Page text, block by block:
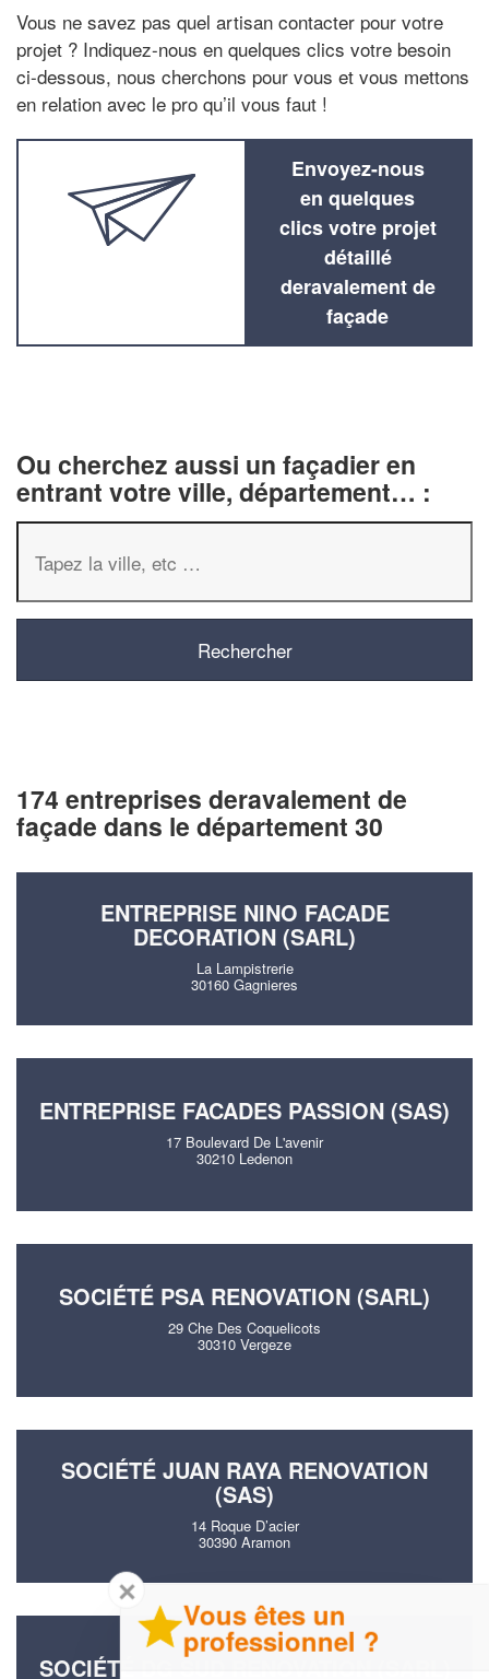
Vous ne savez pas quel artisan contacter pour votre
projet ? Indiquez-nous en quelques clics votre besoin
ci-dessous, nous cherchons pour vous et vous mettons
en relation avec le pro qu’il vous faut !
Envoyez-nous
en quelques
clics votre projet
détaillé
deravalement de
façade
Ou cherchez aussi un façadier en
entrant votre ville, département… :
174 entreprises deravalement de
façade dans le département 30
ENTREPRISE NINO FACADE
DECORATION (SARL)
La Lampistrerie
30160 Gagnieres
ENTREPRISE FACADES PASSION (SAS)
17 Boulevard De L'avenir
30210 Ledenon
SOCIÉTÉ PSA RENOVATION (SARL)
29 Che Des Coquelicots
30310 Vergeze
SOCIÉTÉ JUAN RAYA RENOVATION
(SAS)
14 Roque D’acier
30390 Aramon
SOCIÉTÉ DG SUD RENOVATION (SARL)
✕
Vous êtes un
professionnel ?